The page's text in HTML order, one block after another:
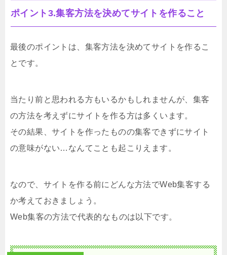
ポイント3.集客方法を決めてサイトを作ること
最後のポイントは、集客方法を決めてサイトを作るこ
とです。
当たり前と思われる方もいるかもしれませんが、集客
の方法を考えずにサイトを作る方は多くいます。
その結果、サイトを作ったものの集客できずにサイト
の意味がない…なんてことも起こりえます。
なので、サイトを作る前にどんな方法でWeb集客する
か考えておきましょう。
Web集客の方法で代表的なものは以下です。